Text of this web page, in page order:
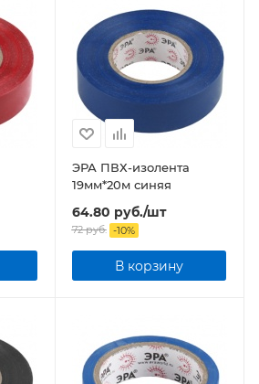
ЭРА ПВХ-изолента
19мм*20м синяя
64.80 руб./шт
72руб. -10%
В корзину